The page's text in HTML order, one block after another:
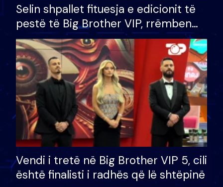
Selin shpallet fituesja e edicionit të
pestë të Big Brother VIP, rrëmben
çmimin e madh prej 100 mijë eurosh
Vendi i tretë në Big Brother VIP 5, cili
është finalisti i radhës që lë shtëpinë